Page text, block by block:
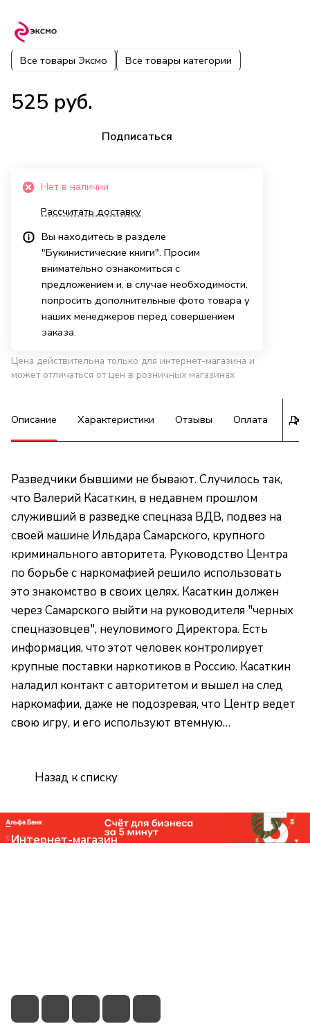
Все товары Эксмо Все товары категории
525 руб.
Подписаться
Нет в наличии
Рассчитать доставку
Вы находитесь в разделе
"Букинистические книги". Просим
внимательно ознакомиться с
предложением и, в случае необходимости,
попросить дополнительные фото товара у
наших менеджеров перед совершением
заказа.
Цена действительна только для интернет-магазина и
может отличаться от цен в розничных магазинах
Описание Характеристики Отзывы Оплата
Разведчики бывшими не бывают. Случилось так,
что Валерий Касаткин, в недавнем прошлом
служивший в разведке спецназа ВДВ, подвез на
своей машине Ильдара Самарского, крупного
криминального авторитета. Руководство Центра
по борьбе с наркомафией решило использовать
это знакомство в своих целях. Касаткин должен
через Самарского выйти на руководителя "черных
спецназовцев", неуловимого Директора. Есть
информация, что этот человек контролирует
крупные поставки наркотиков в Россию. Касаткин
наладил контакт с авторитетом и вышел на след
наркомафии, даже не подозревая, что Центр ведет
свою игру, и его используют втемную…
Назад к списку
Интернет-магазин